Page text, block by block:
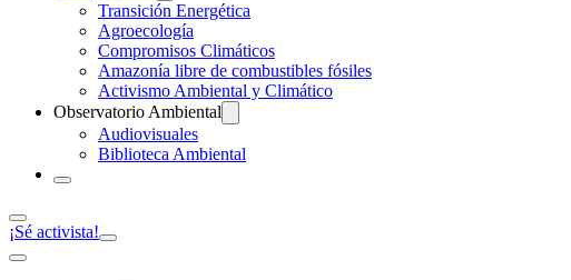
Transición Energética
Agroecología
Compromisos Climáticos
Amazonía libre de combustibles fósiles
Activismo Ambiental y Climático
Observatorio Ambiental
Audiovisuales
Biblioteca Ambiental
¡Sé activista!